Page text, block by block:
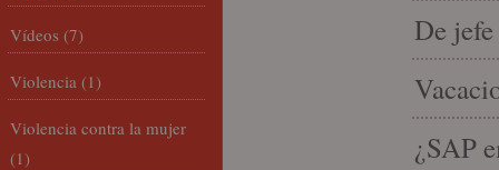
De
¿SAP
Vídeos (7)
Violencia (1)
Violencia contra la mujer
(1)